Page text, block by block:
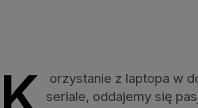
orzystanie z laptopa w
seriale, oddajemy się